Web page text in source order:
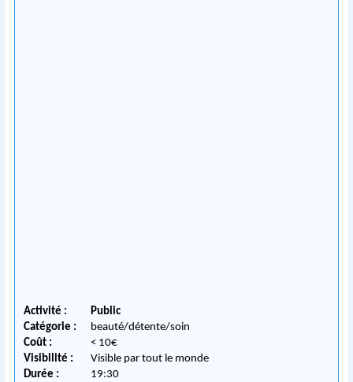
Activité :
Public
Catégorie :
beauté/détente/soin
Coût :
< 10€
Visibilité :
Visible par tout le monde
Durée :
19:30